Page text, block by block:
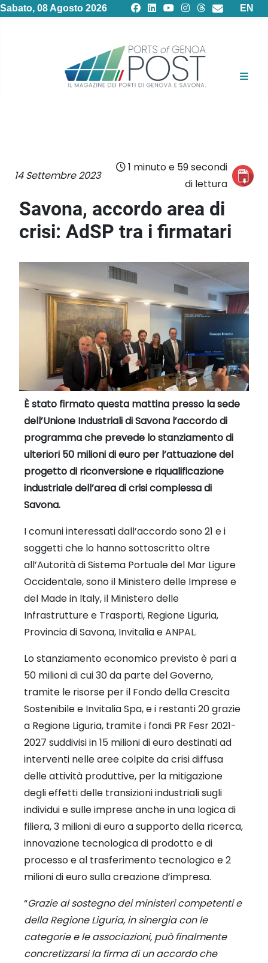
Sabato, 08 Agosto 2026 EN
14 Settembre 2023
1 minuto e 59 secondi
di lettura
Savona, accordo area di
crisi: AdSP tra i firmatari
È stato firmato questa mattina presso la sede
dell’Unione Industriali di Savona l’accordo di
programma che prevede lo stanziamento di
ulteriori 50 milioni di euro per l’attuazione del
progetto di riconversione e riqualificazione
industriale dell’area di crisi complessa di
Savona.
I comuni interessati dall’accordo sono 21 e i
soggetti che lo hanno sottoscritto oltre
all’Autorità di Sistema Portuale del Mar Ligure
Occidentale, sono il Ministero delle Imprese e
del Made in Italy, il Ministero delle
Infrastrutture e Trasporti, Regione Liguria,
Provincia di Savona, Invitalia e ANPAL.
Lo stanziamento economico previsto è pari a
50 milioni di cui 30 da parte del Governo,
tramite le risorse per il Fondo della Crescita
Sostenibile e Invitalia Spa, e i restanti 20 grazie
a Regione Liguria, tramite i fondi PR Fesr 2021-
2027 suddivisi in 15 milioni di euro destinati ad
interventi nelle aree colpite da crisi diffusa
delle attività produttive, per la mitigazione
degli effetti delle transizioni industriali sugli
individui e sulle imprese anche in una logica di
filiera, 3 milioni di euro a supporto della ricerca,
innovazione tecnologica di prodotto e di
processo e al trasferimento tecnologico e 2
milioni di euro sulla creazione d’impresa.
“Grazie al sostegno dei ministeri competenti e
della Regione Liguria, in sinergia con le
categorie e le associazioni, può finalmente
concretizzarsi la firma di un accordo che